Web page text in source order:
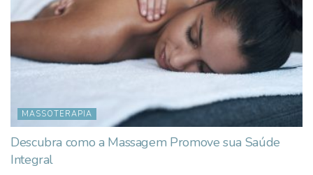
MASSOTERAPIA
Descubra como a Massagem Promove sua Saúde
Integral